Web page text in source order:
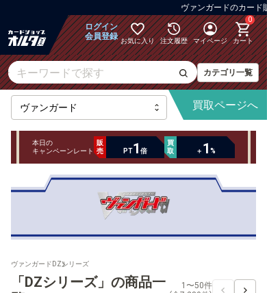
ヴァンガードのカード販売 安心
ログイン
会員登録 お気に入り 注文履歴 マイページ
0
カート
カテゴリ一覧
【DZ】ブースター
【DZ】その他ブースター
【DZ】デッキなど
買取ページへ
本日の
キャンペーンレート
販
売
PT1 倍
買
取
＋ 1 %
ヴァンガード DZシリーズ
「DZシリーズ」の商品一
1〜50件